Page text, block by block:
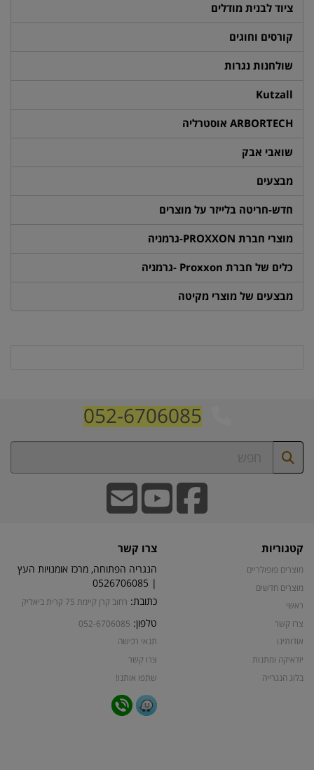
ציוד לבנית מודלים
קורסים וחוגים
שולחנות נגרות
Kutzall
ARBORTECH אוסטרליה
שואבי אבק
מבצעים
חדש-חריטה בלייזר על מוצרים
מוצרי חברת PROXXON-גרמניה
כלים של חברת Proxxon -גרמניה
מבצעים של מוצרי מקיטה
052-6706085
קטגוריות
מוצרים פופולריים
מוצרים חדשים
ראשי
צרו קשר
אודותינו
יודאיקה ומתנות
בלוג הנגרייה
צרו קשר
הנגריה הפתוחה, מרכז אומנויות העץ
| 0526706085
כתובת: רחוב קרן קיימת 75 קרית ביאליק
טלפון: 052-6706085
תנאי רכישה
צרו קשר
שתפו אותנו!